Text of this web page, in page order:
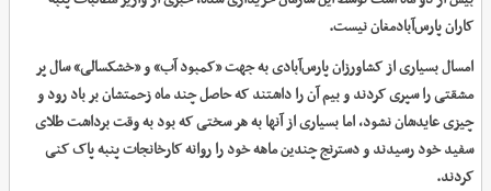
کاران پارس‌آبادمغان نیست.
امسال بسیاری از کشاورزان پارس‌آبادی به جهت «کمبود آب» و «خشکسالی» سال پر
مشقتی را سپری کردند و بیم آن را داشتند که حاصل چند ماه زحمتشان بر باد رود و
چیزی عایدشان نشود، اما بسیاری از آنها به هر سختی که بود به وقت برداشت طلای
سفید خود رسیدند و دسترنج چندین ماهه خود را روانه کارخانجات پنبه پاک کنی
کردند.